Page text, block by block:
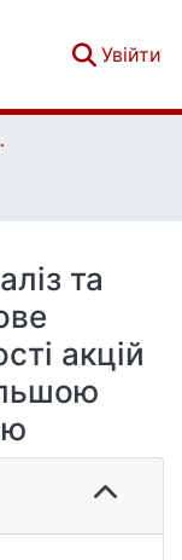
Увійти
works
та
акцій